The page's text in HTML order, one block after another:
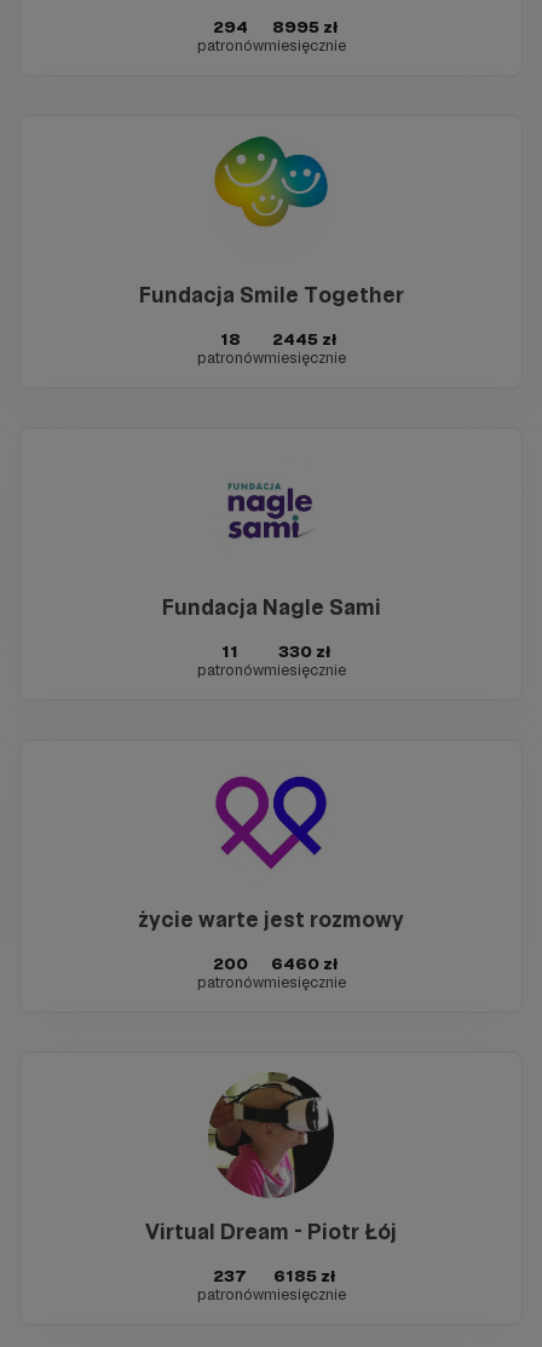
294
patronów
8995 zł
miesięcznie
Fundacja Smile Together
18
patronów
2445 zł
miesięcznie
Fundacja Nagle Sami
11
patronów
330 zł
miesięcznie
życie warte jest rozmowy
200
patronów
6460 zł
miesięcznie
Virtual Dream - Piotr Łój
237
patronów
6185 zł
miesięcznie